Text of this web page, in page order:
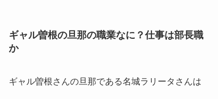
ギャル曽根の旦那の職業なに？仕事は部長職
か
ギャル曽根さんの旦那である名城ラリータさんは